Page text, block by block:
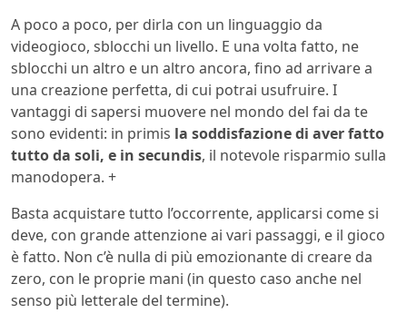
A poco a poco, per dirla con un linguaggio da
videogioco, sblocchi un livello. E una volta fatto, ne
sblocchi un altro e un altro ancora, fino ad arrivare a
una creazione perfetta, di cui potrai usufruire. I
vantaggi di sapersi muovere nel mondo del fai da te
sono evidenti: in primis la soddisfazione di aver fatto
tutto da soli, e in secundis, il notevole risparmio sulla
manodopera. +
Basta acquistare tutto l’occorrente, applicarsi come si
deve, con grande attenzione ai vari passaggi, e il gioco
è fatto. Non c’è nulla di più emozionante di creare da
zero, con le proprie mani (in questo caso anche nel
senso più letterale del termine).